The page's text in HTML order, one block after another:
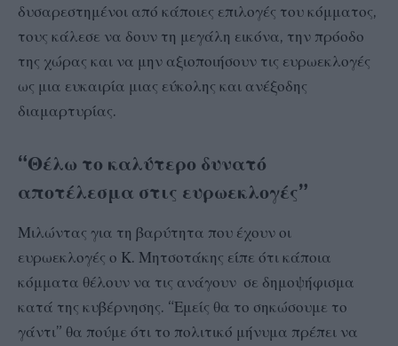
δυσαρεστημένοι από κάποιες επιλογές του κόμματος,
τους κάλεσε να δουν τη μεγάλη εικόνα, την πρόοδο
της χώρας και να μην αξιοποιήσουν τις ευρωεκλογές
ως μια ευκαιρία μιας εύκολης και ανέξοδης
διαμαρτυρίας.
“Θέλω το καλύτερο δυνατό
αποτέλεσμα στις ευρωεκλογές”
Μιλώντας για τη βαρύτητα που έχουν οι
ευρωεκλογές ο Κ. Μητσοτάκης είπε ότι κάποια
κόμματα θέλουν να τις ανάγουν σε δημοψήφισμα
κατά της κυβέρνησης. “Εμείς θα το σηκώσουμε το
γάντι” θα πούμε ότι το πολιτικό μήνυμα πρέπει να